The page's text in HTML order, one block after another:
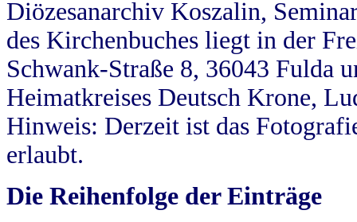
Diözesanarchiv Koszalin,
des Kirchenbuches liegt in der
Schwank-Straße 8, 36043 Fulda
Heimatkreises Deutsch Krone,
Hinweis: Derzeit ist das
erlaubt.
Die Reihenfolge der Einträge